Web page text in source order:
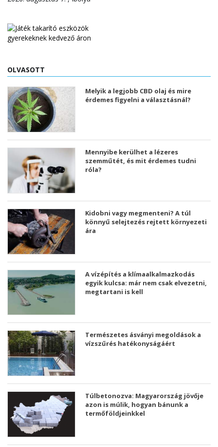
OLVASOTT
Melyik a legjobb CBD olaj és mire
érdemes figyelni a választásnál?
Mennyibe kerülhet a lézeres
szemműtét, és mit érdemes tudni
róla?
Kidobni vagy megmenteni? A túl
könnyű selejtezés rejtett környezeti
ára
A vízépítés a klímaalkalmazkodás
egyik kulcsa: már nem csak elvezetni,
megtartani is kell
Természetes ásványi megoldások a
vízszűrés hatékonyságáért
Túlbetonozva: Magyarország jövője
azon is múlik, hogyan bánunk a
termőföldjeinkkel